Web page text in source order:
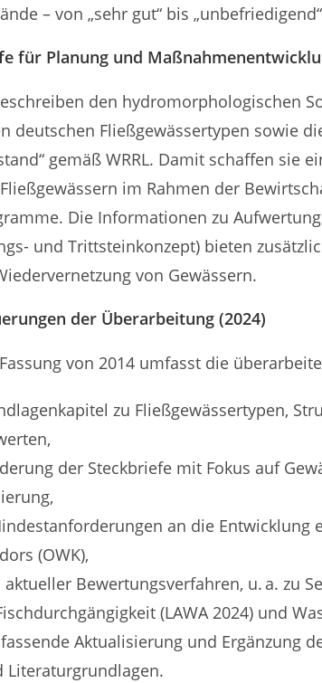
– von „sehr gut“ bis
für Planung und
den hydromorphologischen
deutschen Fließgewässertypen sowie
gemäß WRRL. Damit schaffen sie
im Rahmen der
Die Informationen zu
und Trittsteinkonzept) bieten
von Gewässern.
der Überarbeitung (2024)
von 2014 umfasst die
zu Fließgewässertypen,
der Steckbriefe mit Fokus auf
an die Entwicklung
(OWK),
Bewertungsverfahren, u. a. zu
(LAWA 2024) und
Aktualisierung und Ergänzung
Literaturgrundlagen.